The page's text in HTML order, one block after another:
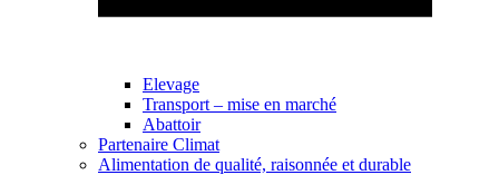
Elevage
Transport – mise en marché
Abattoir
Partenaire Climat
Alimentation de qualité, raisonnée et durable